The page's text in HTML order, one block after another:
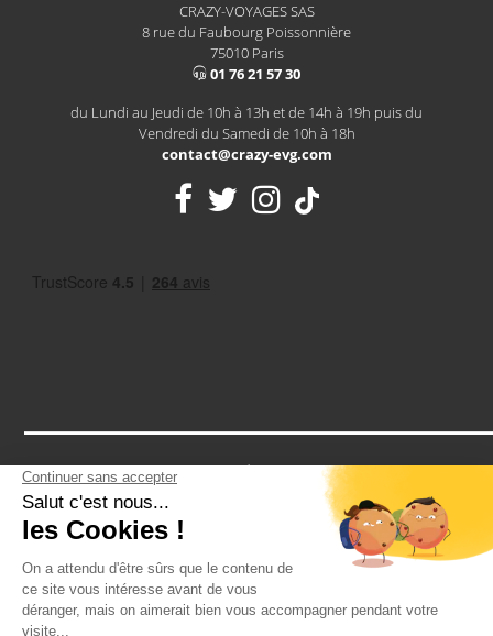
CRAZY-VOYAGES SAS
8 rue du Faubourg Poissonnière
75010 Paris
01 76 21 57 30
du Lundi au Jeudi de 10h à 13h et de 14h à 19h puis du
Vendredi du Samedi de 10h à 18h
contact@crazy-evg.com
Notre assurance RCP vous protège contre tous les petits bobos
d'un EVG: une cheville en vrac après un paintball? Un tour de
cou après un striptease? Notre assurance vous couvre